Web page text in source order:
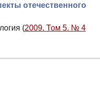
отечественного
(2009. Том 5. № 4